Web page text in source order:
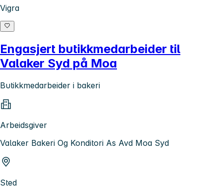
Vigra
Engasjert butikkmedarbeider til
Valaker Syd på Moa
Butikkmedarbeider i bakeri
Arbeidsgiver
Valaker Bakeri Og Konditori As Avd Moa Syd
Sted